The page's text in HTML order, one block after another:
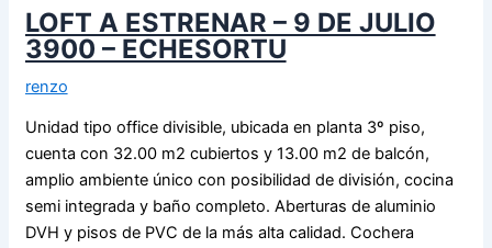
LOFT A ESTRENAR – 9 DE JULIO
3900 – ECHESORTU
renzo
Unidad tipo office divisible, ubicada en planta 3º piso,
cuenta con 32.00 m2 cubiertos y 13.00 m2 de balcón,
amplio ambiente único con posibilidad de división, cocina
semi integrada y baño completo. Aberturas de aluminio
DVH y pisos de PVC de la más alta calidad. Cochera